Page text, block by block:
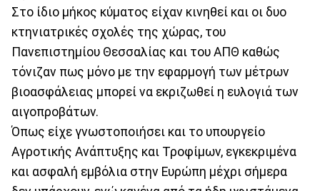
Στο ίδιο μήκος κύματος είχαν κινηθεί και οι δυο
κτηνιατρικές σχολές της χώρας, του
Πανεπιστημίου Θεσσαλίας και του ΑΠΘ καθώς
τόνιζαν πως μόνο με την εφαρμογή των μέτρων
βιοασφάλειας μπορεί να εκριζωθεί η ευλογιά των
αιγοπροβάτων.
Όπως είχε γνωστοποιήσει και το υπουργείο
Αγροτικής Ανάπτυξης και Τροφίμων, εγκεκριμένα
και ασφαλή εμβόλια στην Ευρώπη μέχρι σήμερα